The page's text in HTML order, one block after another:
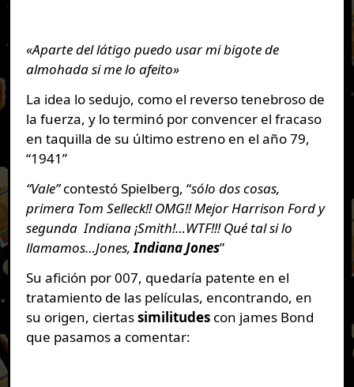
«Aparte del látigo puedo usar mi bigote de
almohada si me lo afeito»
La idea lo sedujo, como el reverso tenebroso de
la fuerza, y lo terminó por convencer el fracaso
en taquilla de su último estreno en el año 79,
“1941”
“Vale”contestó Spielberg, “sólo dos cosas,
primera Tom Selleck!! OMG!! Mejor Harrison Ford y
segunda Indiana ¡Smith!…WTF!!! Qué tal si lo
llamamos…Jones,Indiana Jones”
Su afición por 007, quedaría patente en el
tratamiento de las películas, encontrando, en
su origen, ciertassimilitudescon james Bond
que pasamos a comentar: